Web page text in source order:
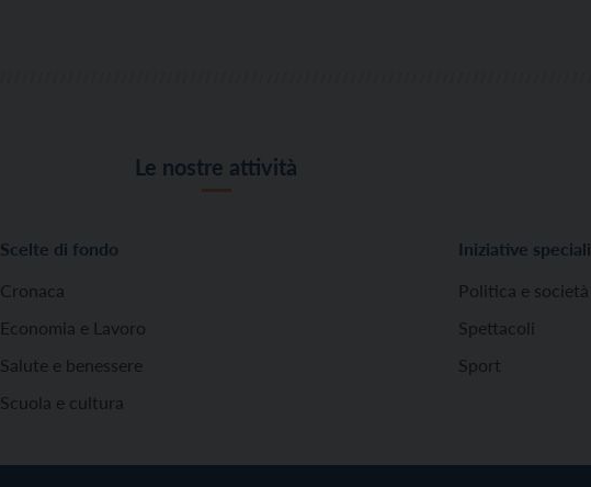
Le nostre attività
Scelte di fondo
Cronaca
Economia e Lavoro
Salute e benessere
Scuola e cultura
Iniziative speciali
Politica e società
Spettacoli
Sport